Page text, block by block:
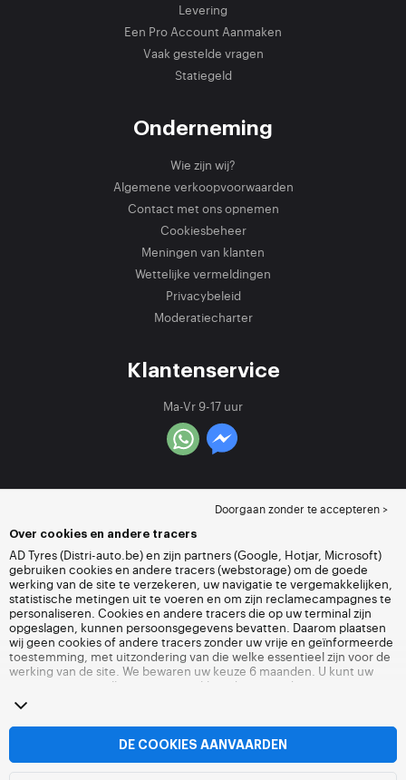
Levering
Een Pro Account Aanmaken
Vaak gestelde vragen
Statiegeld
Onderneming
Wie zijn wij?
Algemene verkoopvoorwaarden
Contact met ons opnemen
Cookiesbeheer
Meningen van klanten
Wettelijke vermeldingen
Privacybeleid
Moderatiecharter
Klantenservice
Ma-Vr 9-17 uur
Doorgaan zonder te accepteren >
Over cookies en andere tracers
AD Tyres (Distri-auto.be) en zijn partners (Google, Hotjar, Microsoft)
gebruiken cookies en andere tracers (webstorage) om de goede
werking van de site te verzekeren, uw navigatie te vergemakkelijken,
statistische metingen uit te voeren en om zijn reclamecampagnes te
personaliseren. Cookies en andere tracers die op uw terminal zijn
opgeslagen, kunnen persoonsgegevens bevatten. Daarom plaatsen
wij geen cookies of andere tracers zonder uw vrije en geïnformeerde
toestemming, met uitzondering van die welke essentieel zijn voor de
werking van de site. We bewaren uw keuze 6 maanden. U kunt uw
toestemming op elk moment intrekken door naar de pagina over
cookies en andere tracers
surfen zonder het deponeren van cookies of andere tracers te
aanvaarden. Weigering verhindert de toegang tot diensten niet Distri-
auto.be. Voor meer informatie,bezoek de cookies en andere tracers
pagina.
DE COOKIES AANVAARDEN